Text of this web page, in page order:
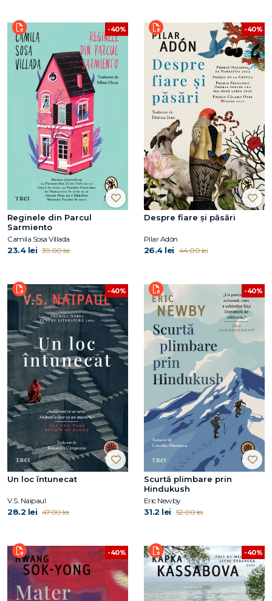
-40%
Reginele din Parcul
Sarmiento
Camila Sosa Villada
23.4 lei 39.00 lei
-40%
Despre fiare și păsări
Pilar Adón
26.4 lei 44.00 lei
-40%
Un loc întunecat
V.S. Naipaul
28.2 lei 47.00 lei
-40%
Scurtă plimbare prin
Hindukush
Eric Newby
31.2 lei 52.00 lei
-40% -40%